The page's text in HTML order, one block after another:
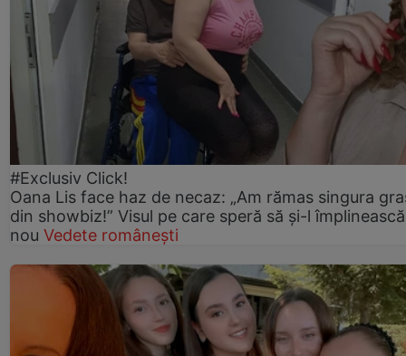
#Exclusiv Click!
Oana Lis face haz de necaz: „Am rămas singura
din showbiz!” Visul pe care speră să și-l
nou Vedete românești